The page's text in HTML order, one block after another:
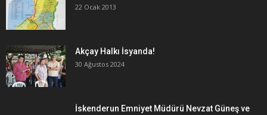
22 Ocak 2013
Akçay Halkı İsyanda!
30 Ağustos 2024
İskenderun Emniyet Müdürü Nevzat Güneş ve